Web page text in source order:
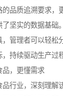
的品质追溯要求，
坚实的数据基础。
，管理者可以轻松
持续驱动生产过
品，更懂需求
品行业，深刻理解